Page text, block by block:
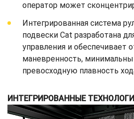
оператор может
Интегрированная система
подвески Cat разработана
управления и обеспечивает
маневренность,
превосходную плавность
ИНТЕГРИРОВАННЫЕ